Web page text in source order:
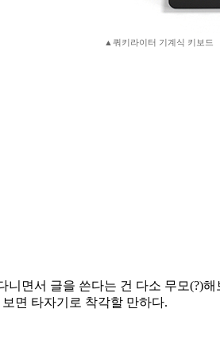
▲쿼키라이터 기계식 키보드
니면서 글을 쓴다는 건 다소 무모(?)
면 타자기로 착각할 만하다.